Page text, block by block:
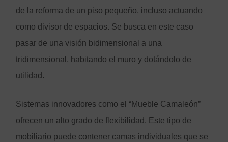
de la reforma de un piso pequeño, incluso actuando
como divisor de espacios. Se busca en este caso
pasar de una visión bidimensional a una
tridimensional, habitando el muro y dotándolo de
utilidad.
Sistemas innovadores como el “Mueble Camaleón”
ofrecen un alto grado de flexibilidad. Este tipo de
mobiliario puede contener camas individuales que se